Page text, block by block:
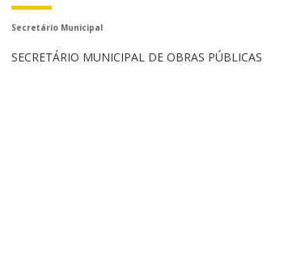
Secretário Municipal
SECRETÁRIO MUNICIPAL DE OBRAS PÚBLICAS